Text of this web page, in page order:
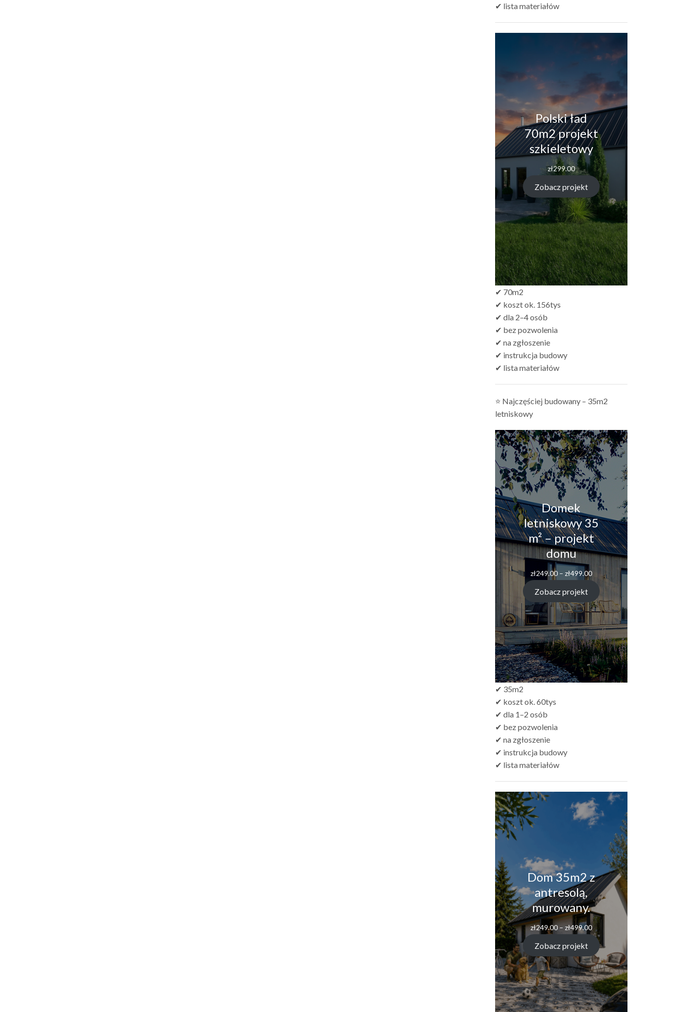
✔ lista materiałów
Polski ład
70m2 projekt
szkieletowy
zł299.00
Zobacz projekt
✔ 70m2
✔ koszt ok. 156tys
✔ dla 2–4 osób
✔ bez pozwolenia
✔ na zgłoszenie
✔ instrukcja budowy
✔ lista materiałów
⭐ Najczęściej budowany – 35m2
letniskowy
Domek
letniskowy 35
m² – projekt
domu
zł249.00 – zł499.00Zakres
cen:
od
zł249.00
do
zł499.00
Zobacz projekt
✔ 35m2
✔ koszt ok. 60tys
✔ dla 1–2 osób
✔ bez pozwolenia
✔ na zgłoszenie
✔ instrukcja budowy
✔ lista materiałów
Dom 35m2 z
antresolą,
murowany.
zł249.00 – zł499.00Zakres
cen:
od
zł249.00
do
zł499.00
Zobacz projekt